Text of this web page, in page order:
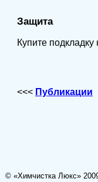
Защита
Купите
<<< Публикации
© «Химчистка Люкс»